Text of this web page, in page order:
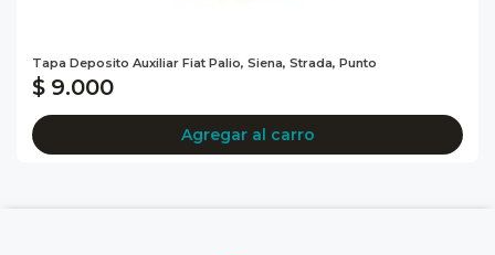
Tapa Deposito Auxiliar Fiat Palio, Siena, Strada, Punto
$ 9.000
Agregar al carro